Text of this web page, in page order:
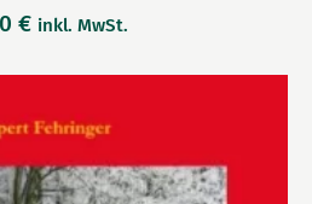
€ inkl. MwSt.